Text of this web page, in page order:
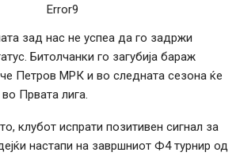
Error9
зад нас не успеа да го задржи
Битолчанки го загубија бараж
Петров МРК и во следната сезона ќе
Првата лига.
клубот испрати позитивен сигнал за
настапи на завршниот Ф4 турнир од